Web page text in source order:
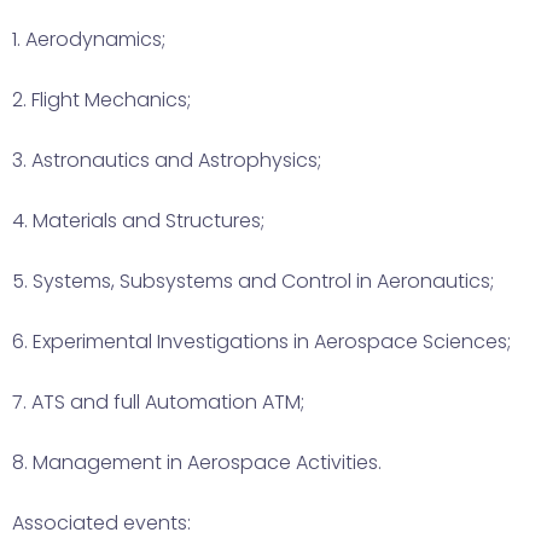
1. Aerodynamics;
2. Flight Mechanics;
3. Astronautics and Astrophysics;
4. Materials and Structures;
5. Systems, Subsystems and Control in Aeronautics;
6. Experimental Investigations in Aerospace Sciences;
7. ATS and full Automation ATM;
8. Management in Aerospace Activities.
Associated events: